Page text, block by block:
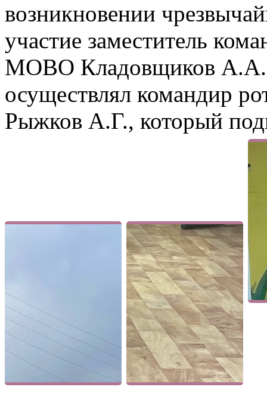
возникновении
участие заместитель
МОВО Кладовщиков А.А.
осуществлял командир
Рыжков А.Г., который